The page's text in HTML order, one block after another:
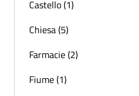
Castello (1)
Chiesa (5)
Farmacie (2)
Fiume (1)